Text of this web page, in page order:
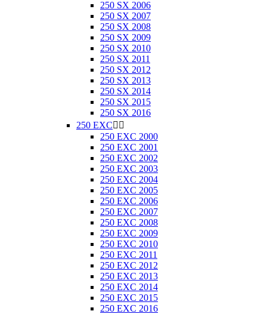
250 SX 2006
250 SX 2007
250 SX 2008
250 SX 2009
250 SX 2010
250 SX 2011
250 SX 2012
250 SX 2013
250 SX 2014
250 SX 2015
250 SX 2016
250 EXC 
250 EXC 2000
250 EXC 2001
250 EXC 2002
250 EXC 2003
250 EXC 2004
250 EXC 2005
250 EXC 2006
250 EXC 2007
250 EXC 2008
250 EXC 2009
250 EXC 2010
250 EXC 2011
250 EXC 2012
250 EXC 2013
250 EXC 2014
250 EXC 2015
250 EXC 2016